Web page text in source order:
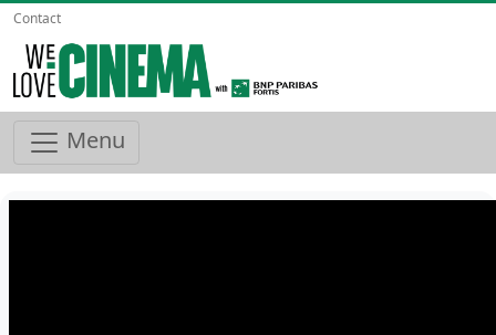
Contact
Menu